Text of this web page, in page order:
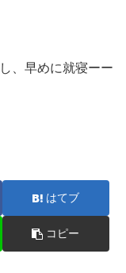
、早めに就寝ーー
はてブ
コピー